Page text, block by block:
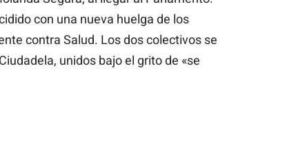
con una nueva huelga de los
contra Salud. Los dos colectivos se
unidos bajo el grito de «se